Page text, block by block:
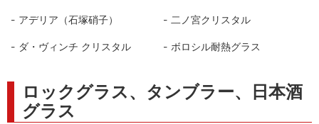
アデリア（石塚硝子） 二ノ宮クリスタル
ダ・ヴィンチ クリスタル ボロシル耐熱グラス
ロックグラス、タンブラー、日本酒
グラス